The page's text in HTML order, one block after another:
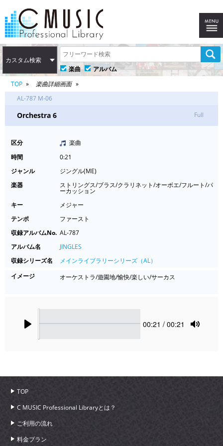
カスタム検索
楽曲
アルバム
TOP
楽曲詳細画面
AL-787 M-06
Orchestra 6 Full
区分
楽曲
時間
0:21
ジャンル
ジングル(ME)
楽器
ストリングス/ブラス/クラリネット/オーボエ/フルート/パ
ーカッション
キー
メジャー
テンポ
ファースト
収録アルバムNo. AL-787
アルバム名
JINGLES
収録シリーズ名
メインライブラリーシリーズ（AL）
イメージ
オーケストラ/遊園地/愉快/楽しい/サーカス
Current
00:21 / 00:21
TOP
C MUSIC Professional Libraryとは？
ご利用の流れ
料金プラン